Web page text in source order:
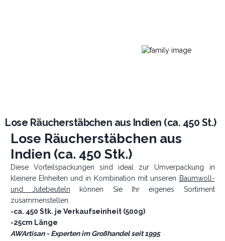
Lose Räucherstäbchen aus Indien (ca. 450 St.)
Lose Räucherstäbchen aus
Indien (ca. 450 Stk.)
Diese Vorteilspackungen sind ideal zur Umverpackung in
kleinere EInheiten und in Kombination mit unseren Baumwoll-
und Jutebeuteln können Sie Ihr eigenes Sortiment
zusammenstellen.
-ca. 450 Stk. je Verkaufseinheit (500g)
-25cm Länge
AWArtisan - Experten im Großhandel seit 1995